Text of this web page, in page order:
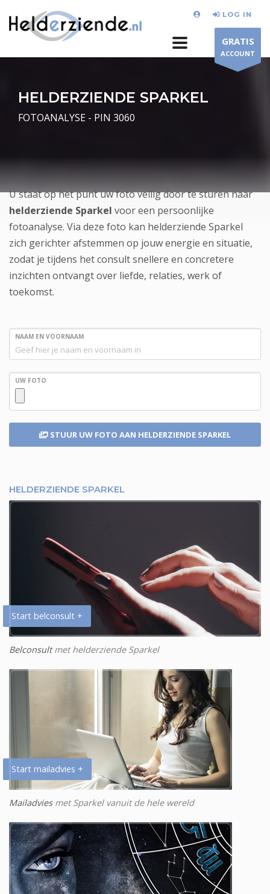
LOG IN
GRATIS
ACCOUNT
HELDERZIENDE SPARKEL
FOTOANALYSE - PIN 3060
U staat op het punt uw foto veilig door te sturen naar
helderziende Sparkel voor een persoonlijke
fotoanalyse. Via deze foto kan helderziende Sparkel
zich gerichter afstemmen op jouw energie en situatie,
zodat je tijdens het consult snellere en concretere
inzichten ontvangt over liefde, relaties, werk of
toekomst.
NAAM EN VOORNAAM
UW FOTO
STUUR UW FOTO AAN HELDERZIENDE SPARKEL
HELDERZIENDE SPARKEL
Start belconsult +
Belconsultmet helderziende Sparkel
Start mailadvies +
Mailadviesmet Sparkel vanuit de hele wereld